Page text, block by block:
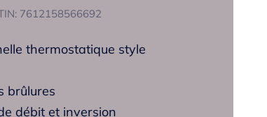
7612158566692
thermostatique style
brûlures
débit et inversion